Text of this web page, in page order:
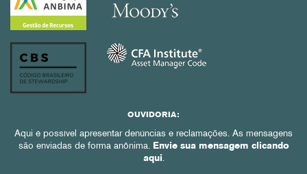
OUVIDORIA:
Aqui é possível apresentar denúncias e reclamações. As mensagens
são enviadas de forma anônima. Envie sua mensagem clicando
aqui.